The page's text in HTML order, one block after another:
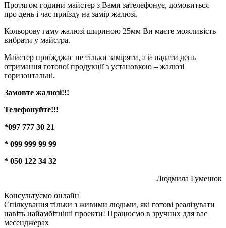
Протягом години майстер з Вами зателефонує, домовиться
про день і час приїзду на замір жалюзі.
Кольорову гаму жалюзі шириною 25мм Ви маєте можливість
вибрати у майстра.
Майстер приїжджає не тільки заміряти, а й надати день
отримання готової продукції з установкою – жалюзі
горизонтальні.
Замовте жалюзі!!!
Телефонуйте!!!
*097 777 30 21
* 099 999 99 99
* 050 122 34 32
Людмила Гуменюк
Консультуємо онлайн
Спілкування тільки з живими людьми, які готові реалізувати
навіть найамбітніші проекти! Працюємо в зручних для вас
месенджерах